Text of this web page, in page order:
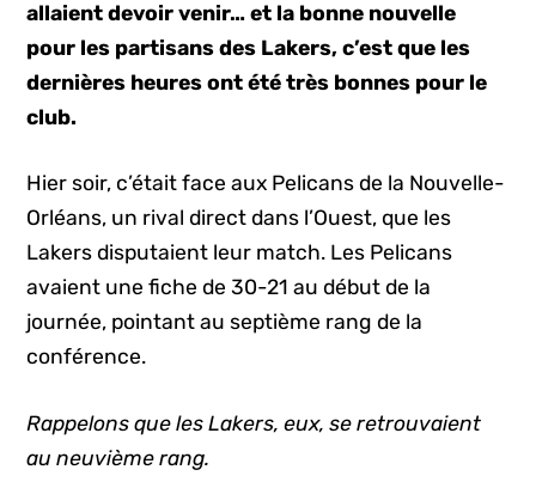
allaient devoir venir… et la bonne nouvelle
pour les partisans des Lakers, c’est que les
dernières heures ont été très bonnes pour le
club.
Hier soir, c’était face aux Pelicans de la Nouvelle-
Orléans, un rival direct dans l’Ouest, que les
Lakers disputaient leur match. Les Pelicans
avaient une fiche de 30-21 au début de la
journée, pointant au septième rang de la
conférence.
Rappelons que les Lakers, eux, se retrouvaient
au neuvième rang.